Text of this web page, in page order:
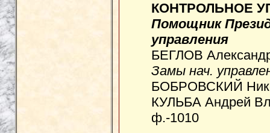
КОНТРОЛЬНОЕ
Помощник
управления
БЕГЛОВ
Замы нач.
БОБРОВСКИЙ
КУЛЬБА Андрей
ф.-1010